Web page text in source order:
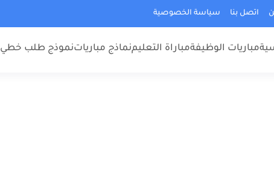
اتصل بنا سياسة الخصوصية
مباريات الوظيفةمباراة التعليمنماذج مبارياتنموذج طلب خطي